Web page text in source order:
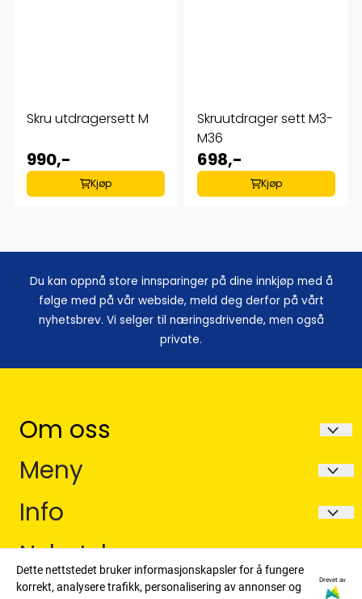
Skru utdragersett M
990,-
Kjøp
Skruutdrager sett M3-
M36
698,-
Kjøp
Du kan oppnå store innsparinger på dine innkjøp med å
følge med på vår webside, meld deg derfor på vårt
nyhetsbrev. Vi selger til næringsdrivende, men også
private.
Om oss
Avela as
Postboks 252
6067 Ulsteinvik
Org. nr. Org.Nr 914865565MVA
Tlf:918 49 317 man-lørdag 0800-1800
Meny
Forsendelse og retur
Info
Forsendelse og retur
Betaling
Nyhetsbrev
Registrer deg for å motta nyheter og tilbud!
Dette nettstedet bruker informasjonskapsler for å fungere
korrekt, analysere trafikk, personalisering av annonser og
Drevet av